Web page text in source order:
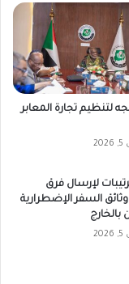
لتنظيم تجارة المعابر
لإرسال فرق
السفر الإضطرارية
بالخارج